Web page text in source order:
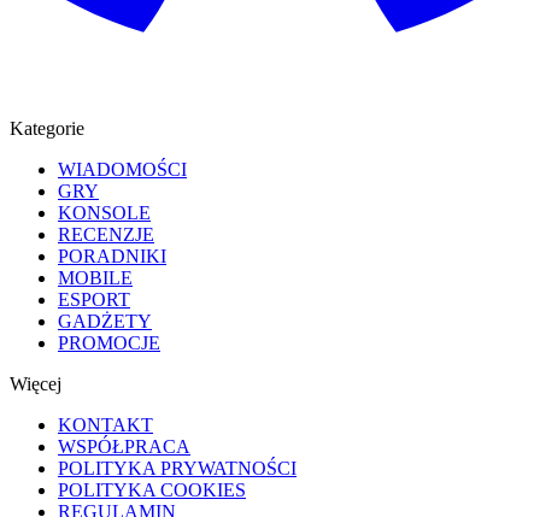
Kategorie
WIADOMOŚCI
GRY
KONSOLE
RECENZJE
PORADNIKI
MOBILE
ESPORT
GADŻETY
PROMOCJE
Więcej
KONTAKT
WSPÓŁPRACA
POLITYKA PRYWATNOŚCI
POLITYKA COOKIES
REGULAMIN